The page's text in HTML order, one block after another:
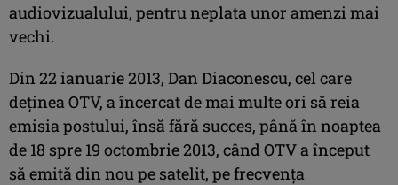
audiovizualului, pentru neplata unor amenzi mai
vechi.
Din 22 ianuarie 2013, Dan Diaconescu, cel care
deţinea OTV, a încercat de mai multe ori să reia
emisia postului, însă fără succes, până în noaptea
de 18 spre 19 octombrie 2013, când OTV a început
să emită din nou pe satelit, pe frecvenţa